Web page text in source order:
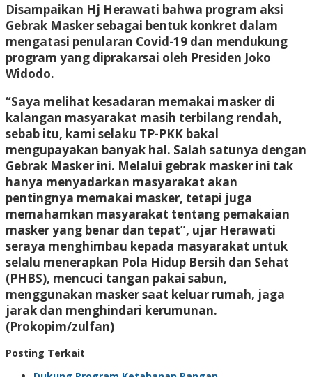
Disampaikan Hj Herawati bahwa program aksi
Gebrak Masker sebagai bentuk konkret dalam
mengatasi penularan Covid-19 dan mendukung
program yang diprakarsai oleh Presiden Joko
Widodo.
“Saya melihat kesadaran memakai masker di
kalangan masyarakat masih terbilang rendah,
sebab itu, kami selaku TP-PKK bakal
mengupayakan banyak hal. Salah satunya dengan
Gebrak Masker ini. Melalui gebrak masker ini tak
hanya menyadarkan masyarakat akan
pentingnya memakai masker, tetapi juga
memahamkan masyarakat tentang pemakaian
masker yang benar dan tepat”, ujar Herawati
seraya menghimbau kepada masyarakat untuk
selalu menerapkan Pola Hidup Bersih dan Sehat
(PHBS), mencuci tangan pakai sabun,
menggunakan masker saat keluar rumah, jaga
jarak dan menghindari kerumunan.
(Prokopim/zulfan)
Posting Terkait